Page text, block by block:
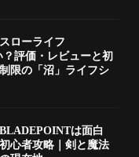
ローライフ
？評価・レビューと初
限の「沼」ライフシ
は面白
心者攻略｜剣と魔法